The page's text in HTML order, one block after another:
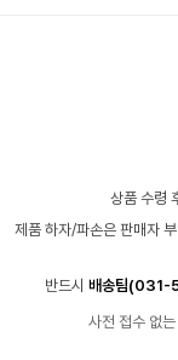
상품 수령
제품 하자/파손은 판매자 부
반드시 배송팀
사전 접수 없